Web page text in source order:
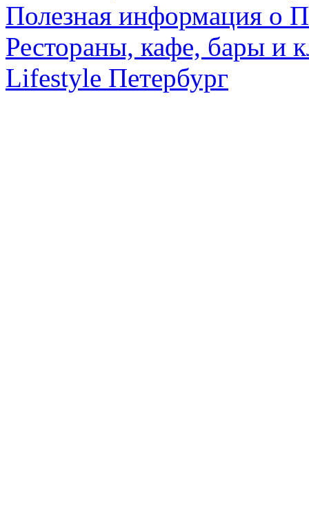
Полезная информация о
Рестораны, кафе, бары и
Lifestyle Петербург